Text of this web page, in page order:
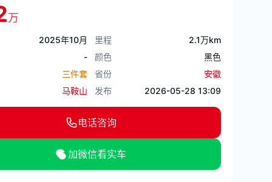
万
2025年10月 里程
2.1万km
-
颜色
黑色
三件套
省份
安徽
马鞍山
发布 2026-05-28 13:09
电话咨询
加微信看实车